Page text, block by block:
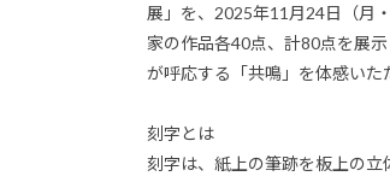
展」を、2025年11月24日（月
家の作品各40点、計80点を展
が呼応する「共鳴」を体感いた
刻字とは
刻字は、紙上の筆跡を板上の